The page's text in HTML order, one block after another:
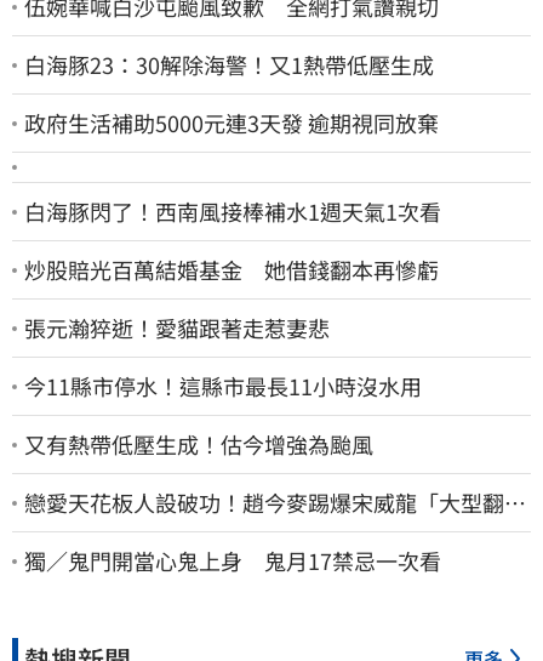
白海豚23：30解除海警！又1熱帶低壓生成
政府生活補助5000元連3天發 逾期視同放棄
白海豚閃了！西南風接棒補水1週天氣1次看
炒股賠光百萬結婚基金 她借錢翻本再慘虧
張元瀚猝逝！愛貓跟著走惹妻悲
今11縣市停水！這縣市最長11小時沒水用
又有熱帶低壓生成！估今增強為颱風
戀愛天花板人設破功！趙今麥踢爆宋威龍「大型翻車
現場」 本人反應曝光
獨／鬼門開當心鬼上身 鬼月17禁忌一次看